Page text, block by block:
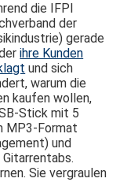
die IFPI
der
gerade
ihre Kunden
und sich
warum die
kaufen wollen,
Stick mit 5
MP3-Format
und
Sie vergraulen